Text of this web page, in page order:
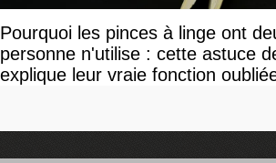
Pourquoi les pinces à linge ont
personne n'utilise : cette astuce
explique leur vraie fonction